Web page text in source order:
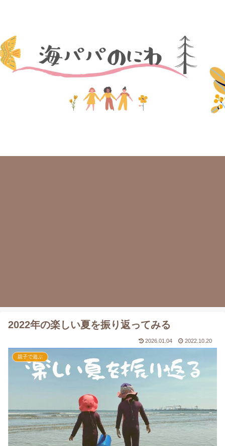
2022年の楽しい夏を振り返ってみる
2026.01.04 2022.10.20
親子で遊ぶ